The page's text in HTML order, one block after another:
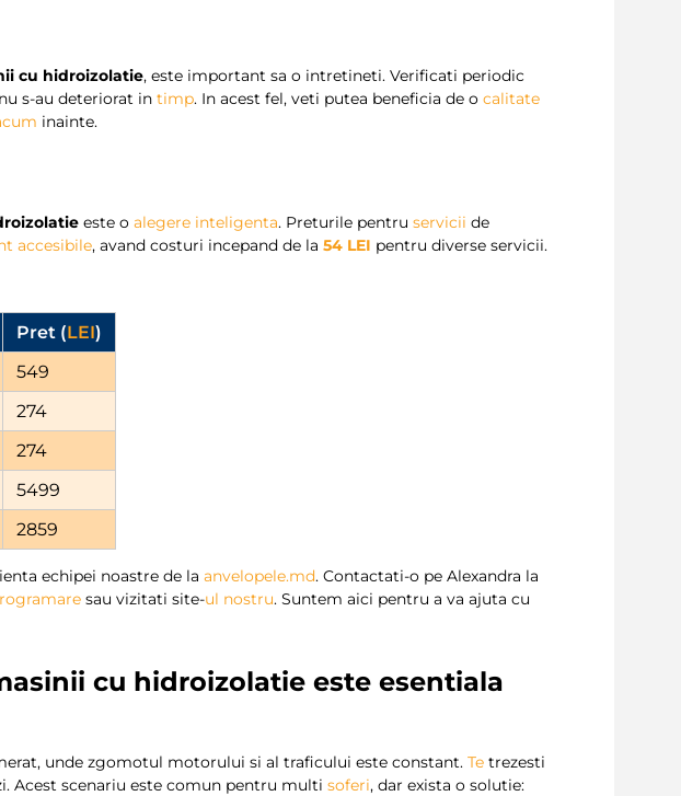
cu hidroizolatie, este important sa o intretineti. Verificati periodic
s-au deteriorat intimp. In acest fel, veti putea beneficia de ocalitate
inainte.
este oalegere inteligenta. Preturile pentruservicii de
accesibile, avand costuri incepand de la54 LEI pentru diverse servicii.
Pret (LEI)
549
274
274
5499
2859
echipei noastre de laanvelopele.md. Contactati-o pe Alexandra la
sau vizitati site-ul nostru. Suntem aici pentru a va ajuta cu
cu hidroizolatie este esentiala
unde zgomotul motorului si al traficului este constant.Te trezesti
Acest scenariu este comun pentru multisoferi, dar exista o solutie: